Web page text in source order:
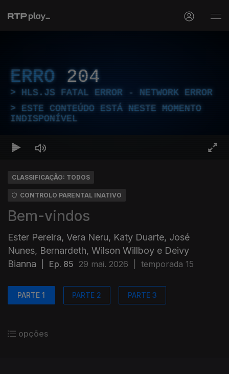
ERRO 204
HLS.JS FATAL ERROR - NETWORK ERROR
ESTE CONTEÚDO ESTÁ NESTE MOMENTO
INDISPONÍVEL
CLASSIFICAÇÃO: TODOS
CONTROLO PARENTAL INATIVO
Bem-vindos
Ester Pereira, Vera Neru, Katy Duarte, José
Nunes, Bernardeth, Wilson Willboy e Deivy
Bianna
Ep. 85 29 mai. 2026 temporada 15
PARTE 1 PARTE 2 PARTE 3
opções